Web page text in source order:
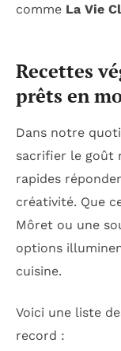
comme La Vie
Recettes
prêts en
Dans notre
sacrifier le goût
rapides
créativité. Que
Môret ou une
options
cuisine.
Voici une liste
record :